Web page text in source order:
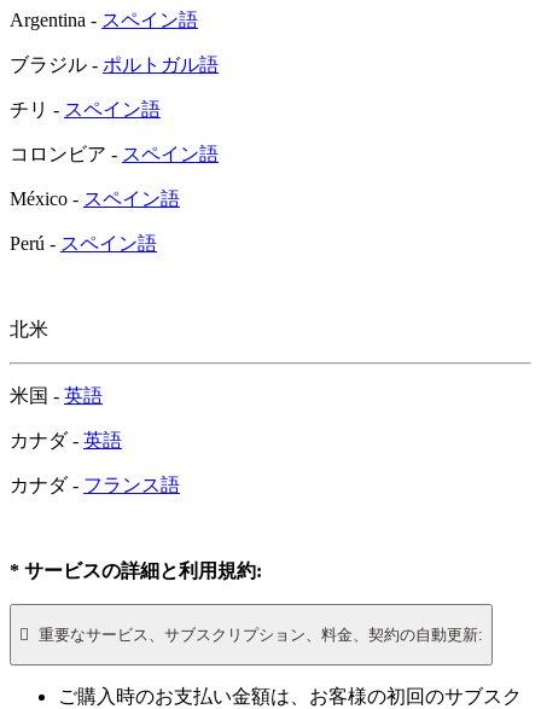
Argentina - スペイン語
ブラジル - ポルトガル語
チリ - スペイン語
コロンビア - スペイン語
México - スペイン語
Perú - スペイン語
北米
米国 - 英語
カナダ - 英語
カナダ - フランス語
* サービスの詳細と利用規約:
 重要なサービス、サブスクリプション、料金、契約の自動更新:
ご購入時のお支払い金額は、お客様の初回のサブスク